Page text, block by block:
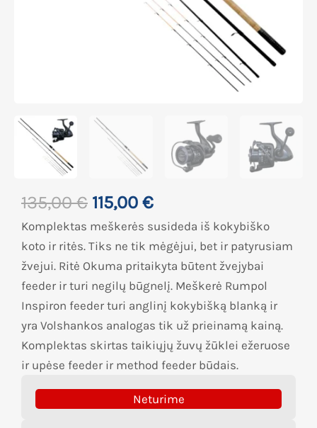
135,00€ 115,00 €
Komplektas meškerės susideda iš kokybiško
koto ir ritės. Tiks ne tik mėgėjui, bet ir patyrusiam
žvejui. Ritė Okuma pritaikyta būtent žvejybai
feeder ir turi negilų būgnelį. Meškerė Rumpol
Inspiron feeder turi anglinį kokybišką blanką ir
yra Volshankos analogas tik už prieinamą kainą.
Komplektas skirtas taikiųjų žuvų žūklei ežeruose
ir upėse feeder ir method feeder būdais.
Neturime